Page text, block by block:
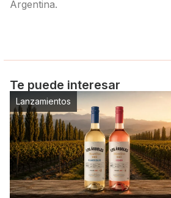
Argentina.
Te puede interesar
Lanzamientos